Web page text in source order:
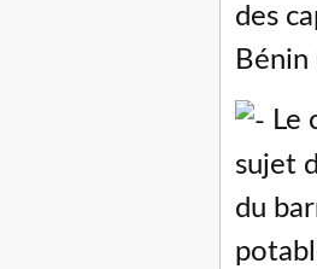
des
Bénin
Le
sujet
du